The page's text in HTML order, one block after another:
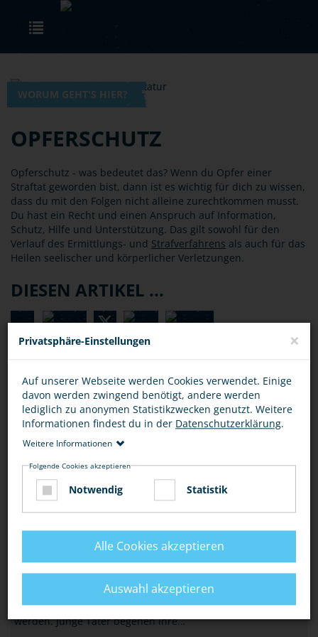
Skip to main content
WORUM GEHT'S HIER?
OPFERSCHUTZ
Opferschutz - was bedeutet das? Wenn du Opfer einer
Straftat geworden bist, dann ist es wichtig für dich zu wissen,
dass du mit den Folgen nicht alleine zurechtkommen musst.
Du hast ein Recht und einen Anspruch auf Information,
Schutz, Hilfe und Unterstützung. Das gilt sowohl für den
Verlauf des Ermittlungs- und Strafverfahrens als auch für das
Heilen seelischer und körperlicher Verletzungen.
DIESEN ARTIKEL ...
WORUM GEHT'S HIER?
DEINE RECHTE UND PFLICHTEN
Alle Kinder haben Anspruch auf Schutz vor Gewalt, das
Recht auf Beteiligung und das Recht auf Bildung und
Gesundheit. Dies gilt ohne Ausnahme, egal…
WORUM GEHT'S HIER?
JUGENDKRIMINALITÄT
Unter Jugendkriminalität werden alle Straftaten verstanden,
die von Jugendlichen und Heranwachsenden begangen
werden. Junge Täter begehen ihre…
Privatsphäre-Einstellungen ×
Auf unserer Webseite werden Cookies verwendet. Einige
davon werden zwingend benötigt, andere werden
lediglich zu anonymen Statistikzwecken genutzt. Weitere
Informationen findest du in der Datenschutzerklärung.
Weitere Informationen
Folgende Cookies akzeptieren
Notwendig Statistik
Alle Cookies akzeptieren
Auswahl akzeptieren